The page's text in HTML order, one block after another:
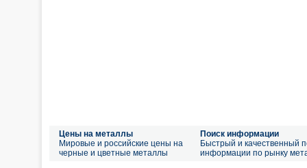
Цены на металлы
Мировые и российские цены на
черные и цветные металлы
Поиск информации
Быстрый и качественный
информации по рынку